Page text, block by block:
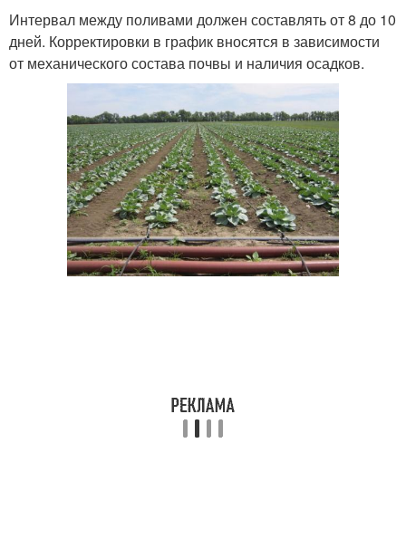
Интервал между поливами должен составлять от 8 до 10
дней. Корректировки в график вносятся в зависимости
от механического состава почвы и наличия осадков.